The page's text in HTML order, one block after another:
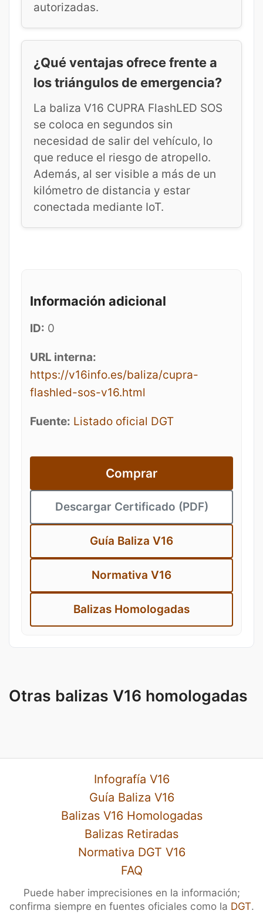
autorizadas.
¿Qué ventajas ofrece frente a
los triángulos de emergencia?
La baliza V16 CUPRA FlashLED SOS
se coloca en segundos sin
necesidad de salir del vehículo, lo
que reduce el riesgo de atropello.
Además, al ser visible a más de un
kilómetro de distancia y estar
conectada mediante IoT.
Información adicional
ID: 0
URL interna:
https://v16info.es/baliza/cupra-
flashled-sos-v16.html
Fuente: Listado oficial DGT
Comprar
Descargar Certificado (PDF)
Guía Baliza V16
Normativa V16
Balizas Homologadas
Otras balizas V16 homologadas
Infografía V16
Guía Baliza V16
Balizas V16 Homologadas
Balizas Retiradas
Normativa DGT V16
FAQ
Puede haber imprecisiones en la información;
confirma siempre en fuentes oficiales como la DGT.